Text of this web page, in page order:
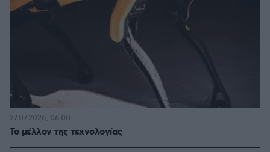
Το μέλλον της τεχνολογίας
27.07.2026, 06:00